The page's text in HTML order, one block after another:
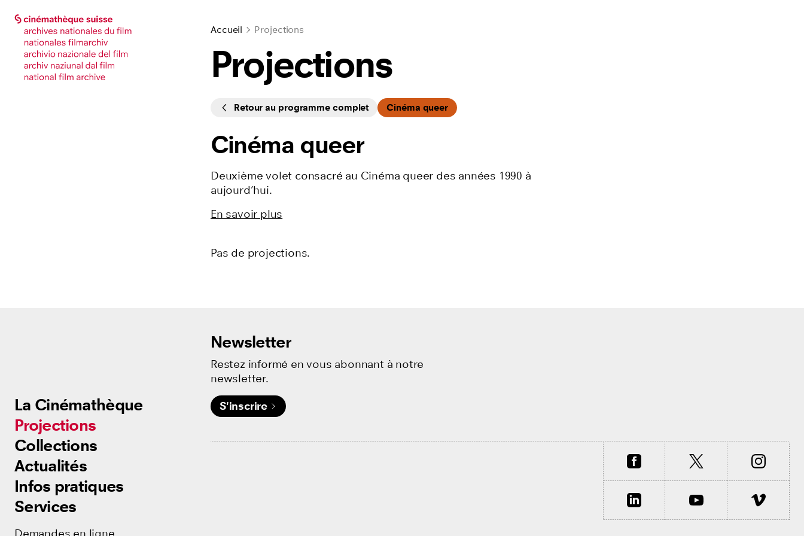
Accéder à la page principale
La Cinémathèque
Projections
Collections
Actualités
Infos pratiques
Services
Accéder à la page principale
La Cinémathèque
Projections
Collections
Actualités
Infos pratiques
Services
Accueil Projections
Projections
CyclesRetour au programme complet Cinéma queer
Cinéma queer
Deuxième volet consacré au Cinéma queer des années 1990 à
aujourd’hui.
En savoir plus
Pas de projections.
Newsletter
Restez informé en vous abonnant à notre
newsletter.
S'inscrire